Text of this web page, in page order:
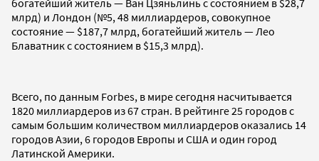
млрд) и Лондон (№5, 48 миллиардеров, совокупное
состояние — $187,7 млрд, богатейший житель — Лео
Блаватник с состоянием в $15,3 млрд).
Всего, по данным Forbes, в мире сегодня насчитывается
1820 миллиардеров из 67 стран. В рейтинге 25 городов с
самым большим количеством миллиардеров оказались 14
городов Азии, 6 городов Европы и США и один город
Латинской Америки.